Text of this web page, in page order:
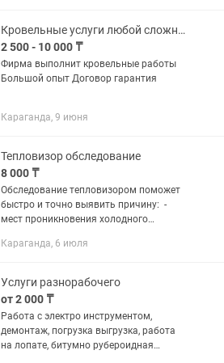
Кровельные услуги любой сложности
2 500 - 10 000 ₸
Фирма выполнит кровельные работы
Большой опыт Договор гарантия
Караганда, 9 июня
Тепловизор обследование
8 000 ₸
Обследование тепловизором поможет
быстро и точно выявить причину: -
мест проникновения холодного
через стены, перекрытия и фундамент;
Караганда, 6 июля
Услуги разнорабочего
от 2 000 ₸
Работа с электро инструментом,
демонтаж, погрузка выгрузка, работа
на лопате, битумно рубероидная